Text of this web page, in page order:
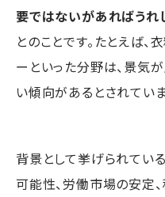
要ではないがあればうれ
とのことです。たとえば、
ーといった分野は、景気
い傾向があるとされていま
背景として挙げられてい
可能性、労働市場の安定